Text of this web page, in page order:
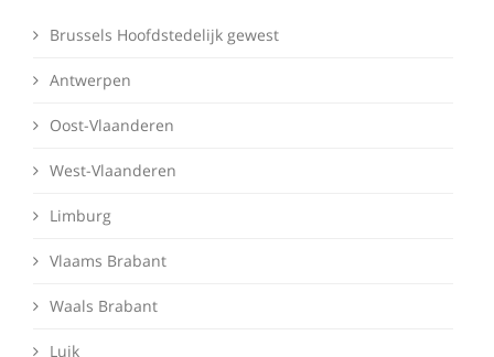
Brussels Hoofdstedelijk gewest
Antwerpen
Oost-Vlaanderen
West-Vlaanderen
Limburg
Vlaams Brabant
Waals Brabant
Luik